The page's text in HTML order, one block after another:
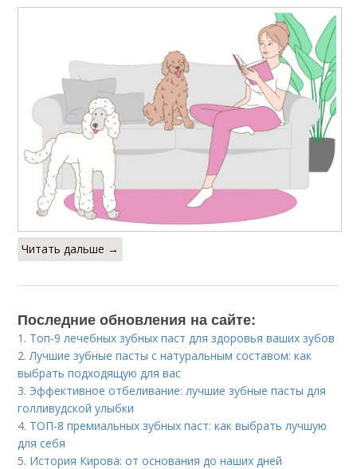
Читать дальше →
Последние обновления на сайте:
1. Топ-9 лечебных зубных паст для здоровья ваших зубов
2.Лучшие зубные пасты с натуральным составом: как
выбрать подходящую для вас
3. Эффективное отбеливание: лучшие зубные пасты для
голливудской улыбки
4. ТОП-8 премиальных зубных паст: как выбрать лучшую
для себя
5. История Кирова: от основания до наших дней